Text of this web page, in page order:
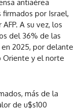
antiaérea
por Israel,
A su vez, los
del 36% de las
2025, por delante
Oriente y el norte
más de la
de u$s100